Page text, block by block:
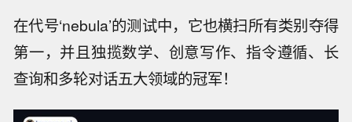
在代号‘nebula’的测试中，它也横扫所有类别夺得
第一，并且独揽数学、创意写作、指令遵循、长
查询和多轮对话五大领域的冠军！